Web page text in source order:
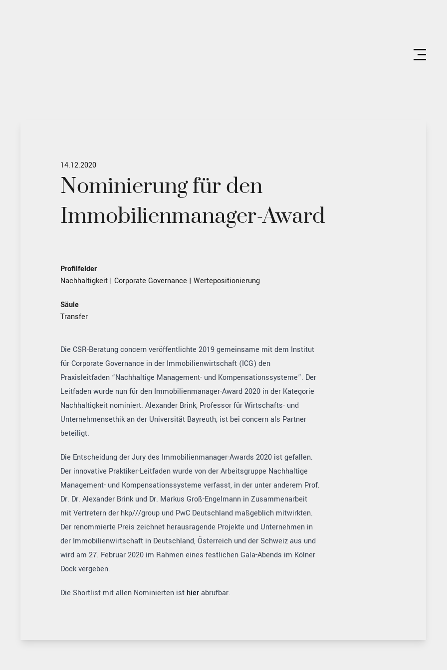
14.12.2020
Nominierung für den
Immobilienmanager-Award
Profilfelder
Nachhaltigkeit| Corporate Governance | Wertepositionierung
Säule
Transfer
Die CSR-Beratung concern veröffentlichte 2019 gemeinsame mit dem Institut
für Corporate Governance in der Immobilienwirtschaft (ICG) den
Praxisleitfaden “Nachhaltige Management- und Kompensationssysteme”. Der
Leitfaden wurde nun für den Immobilienmanager-Award 2020 in der Kategorie
Nachhaltigkeit nominiert. Alexander Brink, Professor für Wirtschafts- und
Unternehmensethik an der Universität Bayreuth, ist bei concern als Partner
beteiligt.
Die Entscheidung der Jury des Immobilienmanager-Awards 2020 ist gefallen.
Der innovative Praktiker-Leitfaden wurde von der Arbeitsgruppe Nachhaltige
Management- und Kompensationssysteme verfasst, in der unter anderem Prof.
Dr. Dr. Alexander Brink und Dr. Markus Groß-Engelmann in Zusammenarbeit
mit Vertretern der hkp///group und PwC Deutschland maßgeblich mitwirkten.
Der renommierte Preis zeichnet herausragende Projekte und Unternehmen in
der Immobilienwirtschaft in Deutschland, Österreich und der Schweiz aus und
wird am 27. Februar 2020 im Rahmen eines festlichen Gala-Abends im Kölner
Dock vergeben.
Die Shortlist mit allen Nominierten isthierabrufbar.